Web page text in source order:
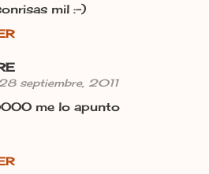
mil :-)
septiembre, 2011
me lo apunto